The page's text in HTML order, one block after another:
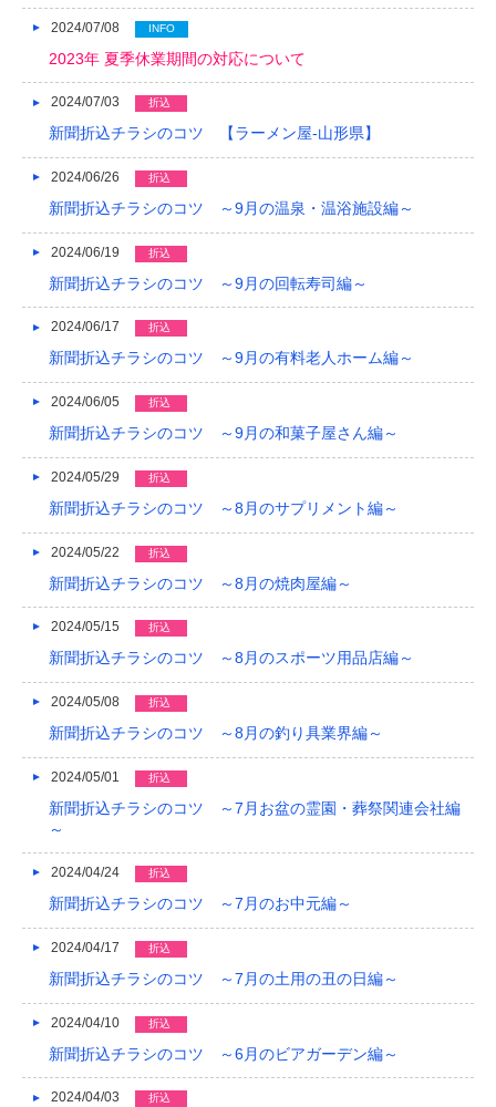
2024/07/08 INFO
2023年 夏季休業期間の対応について
2024/07/03 折込
新聞折込チラシのコツ 【ラーメン屋-山形県】
2024/06/26 折込
新聞折込チラシのコツ ～9月の温泉・温浴施設編～
2024/06/19 折込
新聞折込チラシのコツ ～9月の回転寿司編～
2024/06/17 折込
新聞折込チラシのコツ ～9月の有料老人ホーム編～
2024/06/05 折込
新聞折込チラシのコツ ～9月の和菓子屋さん編～
2024/05/29 折込
新聞折込チラシのコツ ～8月のサプリメント編～
2024/05/22 折込
新聞折込チラシのコツ ～8月の焼肉屋編～
2024/05/15 折込
新聞折込チラシのコツ ～8月のスポーツ用品店編～
2024/05/08 折込
新聞折込チラシのコツ ～8月の釣り具業界編～
2024/05/01 折込
新聞折込チラシのコツ ～7月お盆の霊園・葬祭関連会社編
～
2024/04/24 折込
新聞折込チラシのコツ ～7月のお中元編～
2024/04/17 折込
新聞折込チラシのコツ ～7月の土用の丑の日編～
2024/04/10 折込
新聞折込チラシのコツ ～6月のビアガーデン編～
2024/04/03 折込